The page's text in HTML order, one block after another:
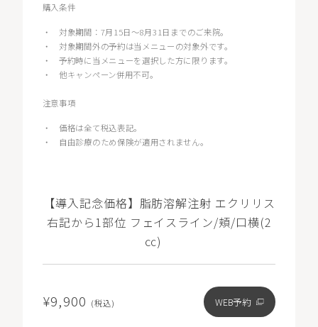
購入条件
・ 対象期間：7月15日～8月31日までのご来院。
・ 対象期間外の予約は当メニューの対象外です。
・予約時に当メニューを選択した方に限ります。
・他キャンペーン併用不可。
注意事項
・価格は全て税込表記。
・
自由診療のため保険が適用されません。
【導入記念価格】脂肪溶解注射 エクリリス
右記から1部位 フェイスライン/頬/口横(2
㏄)
¥9,900 (税込) WEB予約